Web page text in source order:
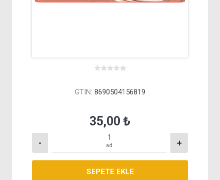
GTIN: 8690504156819
35,00 ₺
- ad +